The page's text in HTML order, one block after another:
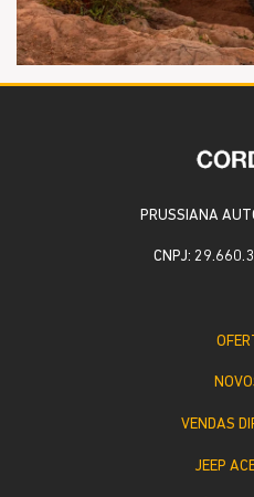
PRUSSIANA
CNPJ:
VENDAS
JEEP